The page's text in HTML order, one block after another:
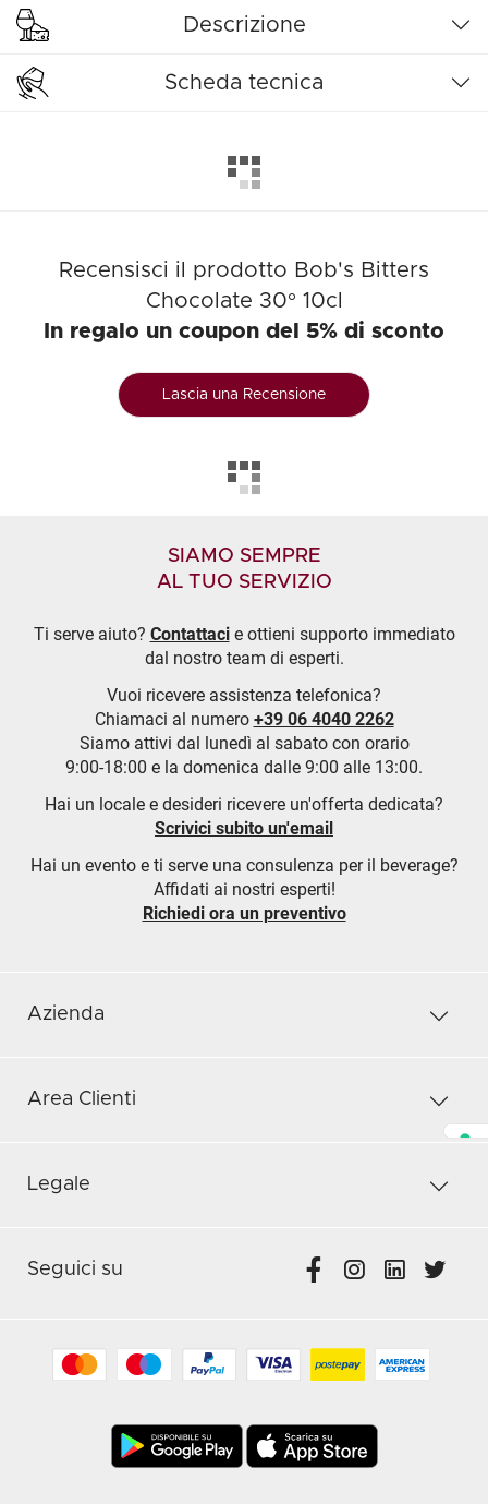
Descrizione
Scheda tecnica
Recensisci il prodotto Bob's Bitters
Chocolate 30° 10cl
In regalo un coupon del 5% di sconto
Lascia una Recensione
SIAMO SEMPRE
AL TUO SERVIZIO
Ti serve aiuto? Contattacie ottieni supporto immediato
dal nostro team di esperti.
Vuoi ricevere assistenza telefonica?
Chiamaci al numero +39 06 4040 2262
Siamo attivi dal lunedì al sabato con orario
9:00-18:00 e la domenica dalle 9:00 alle 13:00.
Hai un locale e desideri ricevere un'offerta dedicata?
Scrivici subito un'email
Hai un evento e ti serve una consulenza per il beverage?
Affidati ai nostri esperti!
Richiedi ora un preventivo
Azienda
Area Clienti
Legale
Seguici su